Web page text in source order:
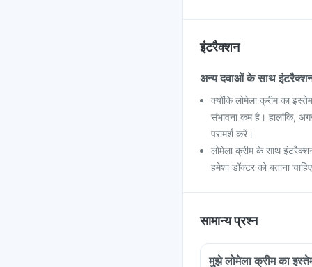
इंटरैक्शन
अन्य दवाओं के साथ
क्योंकि लोमेला क्रीम का
संभावना कम है। हालांकि,
परामर्श करें।
लोमेला क्रीम के साथ
हमेशा डॉक्टर को बताना
सामान्य प्रश्न
मुझे लोमेला क्रीम का